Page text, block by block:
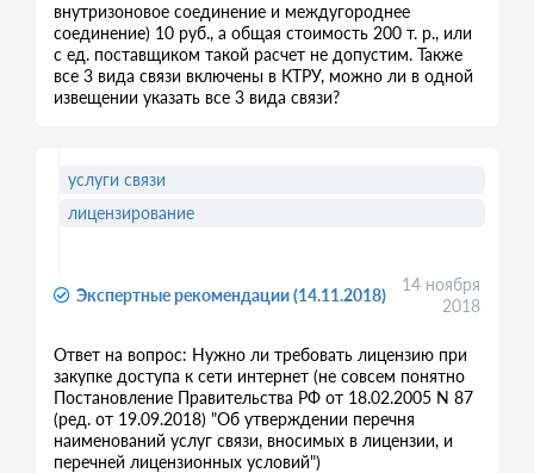
внутризоновое соединение и междугороднее
соединение) 10 руб., а общая стоимость 200 т. р., или
с ед. поставщиком такой расчет не допустим. Также
все 3 вида связи включены в КТРУ, можно ли в одной
извещении указать все 3 вида связи?
Экспертные рекомендации (14.11.2018)
14 ноября
2018
Ответ на вопрос: Нужно ли требовать лицензию при
закупке доступа к сети интернет (не совсем понятно
Постановление Правительства РФ от 18.02.2005 N 87
(ред. от 19.09.2018) "Об утверждении перечня
наименований услуг связи, вносимых в лицензии, и
перечней лицензионных условий")
услуги связи
лицензирование